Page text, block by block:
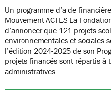
Un programme d’aide
Mouvement ACTES La
d’annoncer que 121 projets
environnementales et sociales
l’édition 2024-2025 de son
projets financés sont répartis à
administratives…